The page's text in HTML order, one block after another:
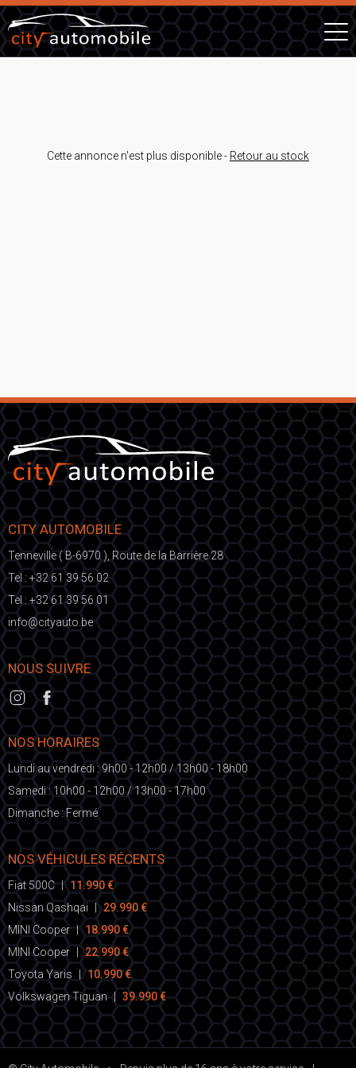
Cette annonce n'est plus disponible - Retour au stock
CITY AUTOMOBILE
Tenneville ( B-6970 ), Route de la Barrière 28
Tel : +32 61 39 56 02
Tel : +32 61 39 56 01
eb.otuayt
ic@o
fni
NOUS SUIVRE
NOS HORAIRES
Lundi au vendredi : 9h00 - 12h00 / 13h00 - 18h00
Samedi : 10h00 - 12h00 / 13h00 - 17h00
Dimanche : Fermé
NOS VÉHICULES RÉCENTS
Fiat 500C | 11.990 €
Nissan Qashqai
| 29.990 €
MINI Cooper | 18.990 €
MINI Cooper | 22.990 €
Toyota Yaris
| 10.990 €
Volkswagen Tiguan | 39.990 €